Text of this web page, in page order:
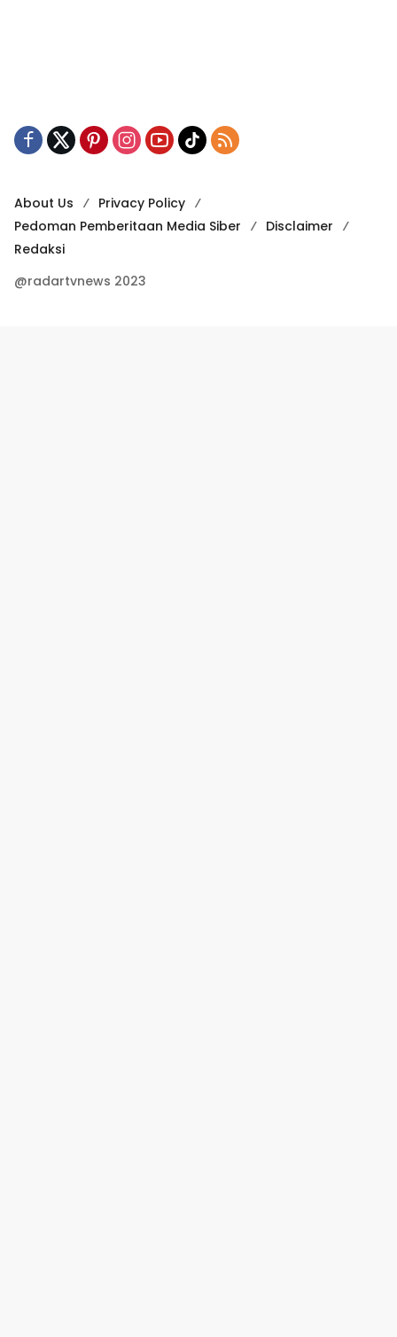
About Us
Privacy Policy
Pedoman Pemberitaan Media Siber
Disclaimer
Redaksi
@radartvnews 2023